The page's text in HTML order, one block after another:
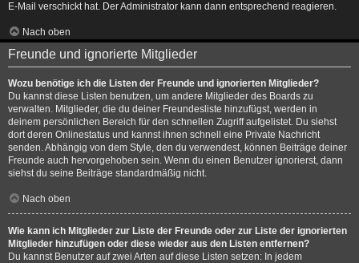
E-Mail verschickt hat. Der Administrator kann dann entsprechend reagieren.
Nach oben
Freunde und ignorierte Mitglieder
Wozu benötige ich die Listen der Freunde und ignorierten Mitglieder?
Du kannst diese Listen benutzen, um andere Mitglieder des Boards zu
verwalten. Mitglieder, die du deiner Freundesliste hinzufügst, werden in
deinem persönlichen Bereich für den schnellen Zugriff aufgelistet. Du siehst
dort deren Onlinestatus und kannst ihnen schnell eine Private Nachricht
senden. Abhängig von dem Style, den du verwendest, können Beiträge deiner
Freunde auch hervorgehoben sein. Wenn du einen Benutzer ignorierst, dann
siehst du seine Beiträge standardmäßig nicht.
Nach oben
Wie kann ich Mitglieder zur Liste der Freunde oder zur Liste der ignorierten
Mitglieder hinzufügen oder diese wieder aus den Listen entfernen?
Du kannst Benutzer auf zwei Arten auf diese Listen setzen: In jedem